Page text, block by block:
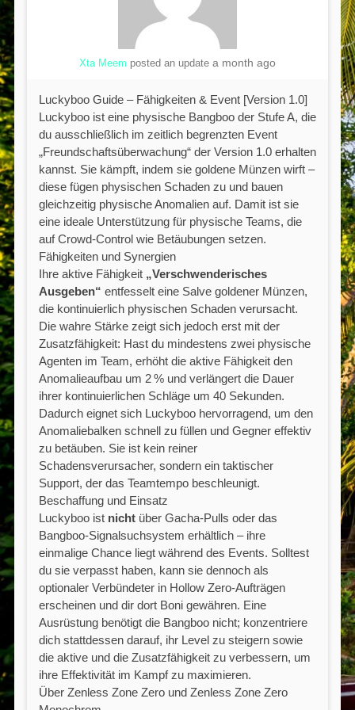
Xta Meem posted an update a month ago
Luckyboo Guide – Fähigkeiten & Event [Version 1.0]
Luckyboo ist eine physische Bangboo der Stufe A, die
du ausschließlich im zeitlich begrenzten Event
„Freundschaftsüberwachung“ der Version 1.0 erhalten
kannst. Sie kämpft, indem sie goldene Münzen wirft –
diese fügen physischen Schaden zu und bauen
gleichzeitig physische Anomalien auf. Damit ist sie
eine ideale Unterstützung für physische Teams, die
auf Crowd-Control wie Betäubungen setzen.
Fähigkeiten und Synergien
Ihre aktive Fähigkeit „Verschwenderisches
Ausgeben“ entfesselt eine Salve goldener Münzen,
die kontinuierlich physischen Schaden verursacht.
Die wahre Stärke zeigt sich jedoch erst mit der
Zusatzfähigkeit: Hast du mindestens zwei physische
Agenten im Team, erhöht die aktive Fähigkeit den
Anomalieaufbau um 2 % und verlängert die Dauer
ihrer kontinuierlichen Schläge um 40 Sekunden.
Dadurch eignet sich Luckyboo hervorragend, um den
Anomaliebalken schnell zu füllen und Gegner effektiv
zu betäuben. Sie ist kein reiner
Schadensverursacher, sondern ein taktischer
Support, der das Teamtempo beschleunigt.
Beschaffung und Einsatz
Luckyboo ist nichtüber Gacha-Pulls oder das
Bangboo-Signalsuchsystem erhältlich – ihre
einmalige Chance liegt während des Events. Solltest
du sie verpasst haben, kann sie dennoch als
optionaler Verbündeter in Hollow Zero-Aufträgen
erscheinen und dir dort Boni gewähren. Eine
Ausrüstung benötigt die Bangboo nicht; konzentriere
dich stattdessen darauf, ihr Level zu steigern sowie
die aktive und die Zusatzfähigkeit zu verbessern, um
ihre Effektivität im Kampf zu maximieren.
Über Zenless Zone Zero und Zenless Zone Zero